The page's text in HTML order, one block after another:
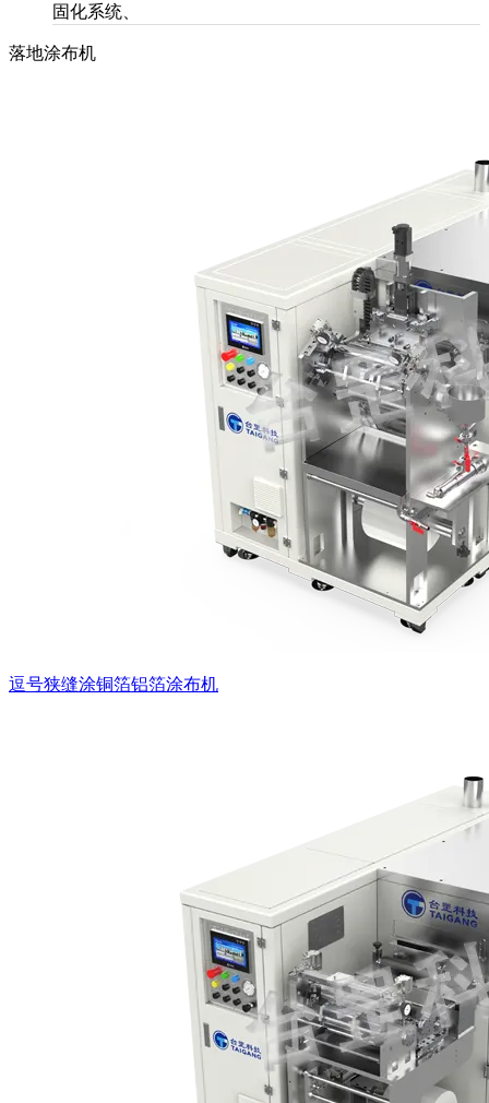
固化系统、
落地涂布机
逗号狭缝涂铜箔铝箔涂布机